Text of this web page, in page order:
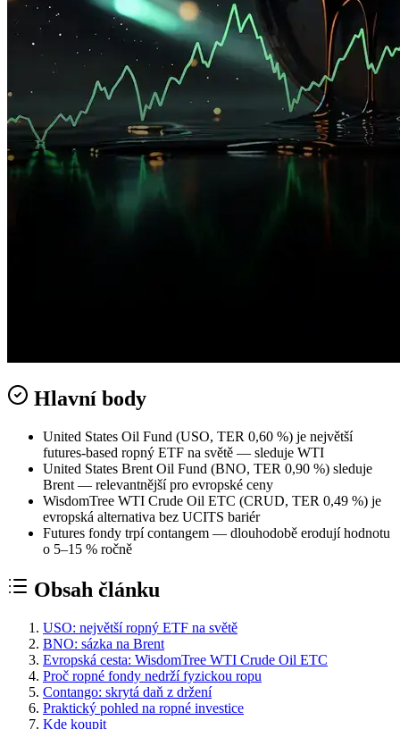
Hlavní body
United States Oil Fund (USO, TER 0,60 %) je největší
futures-based ropný ETF na světě — sleduje WTI
United States Brent Oil Fund (BNO, TER 0,90 %) sleduje
Brent — relevantnější pro evropské ceny
WisdomTree WTI Crude Oil ETC (CRUD, TER 0,49 %) je
evropská alternativa bez UCITS bariér
Futures fondy trpí contangem — dlouhodobě erodují hodnotu
o 5–15 % ročně
Obsah článku
USO: největší ropný ETF na světě
BNO: sázka na Brent
Evropská cesta: WisdomTree WTI Crude Oil ETC
Proč ropné fondy nedrží fyzickou ropu
Contango: skrytá daň z držení
Praktický pohled na ropné investice
Kde koupit